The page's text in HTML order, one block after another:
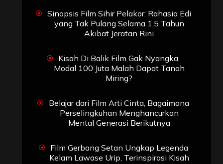
Sinopsis Film Sihir Pelakor: Rahasia Edi
yang Tak Pulang Selama 1,5 Tahun
Akibat Jeratan Rini
Kisah Di Balik Film Gak Nyangka,
Modal 100 Juta Malah Dapat Tanah
Miring?
Belajar dari Film Arti Cinta, Bagaimana
Perselingkuhan Menghancurkan
Mental Generasi Berikutnya
Film Gerbang Setan Ungkap Legenda
Kelam Lawase Urip, Terinspirasi Kisah